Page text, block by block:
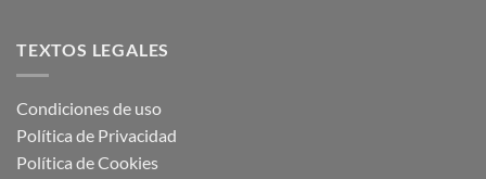
TEXTOS LEGALES
Condiciones de uso
Política de Privacidad
Política de Cookies